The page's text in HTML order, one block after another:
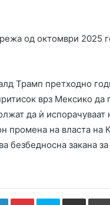
од октомври 2025
Трамп претходно
врз Мексико да
да ѝ испорачуваат
промена на власта на
безбедносна закана
LinkedInPinterestSkype Сподели преку Е-маил